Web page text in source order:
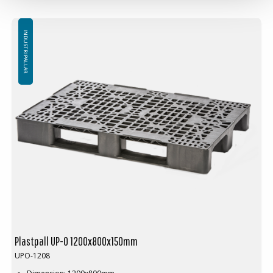
Toppkant: Nej
Specialfärger går att erfordra vid större volymer
Minsta beställning: 16st
Plastpall UP-O 1200x800x150mm
UPO-1208
INDUSTRIPALLAR